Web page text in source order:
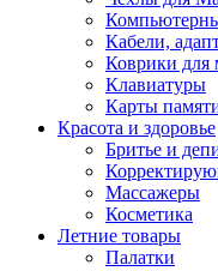
Кабели,
Коврики
Клавиатуры
Карты
Красота и здоровье
Бритье и
Массажеры
Косметика
Летние товары
Палатки